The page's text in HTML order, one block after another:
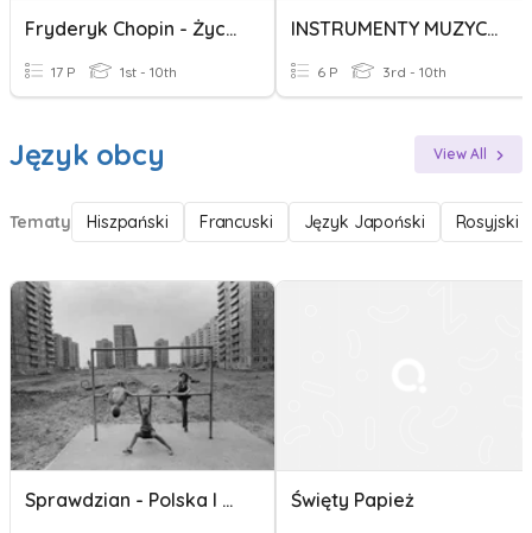
Fryderyk Chopin - Życie I Twórczość
17 P 1st - 10th
INSTRUMENTY MUZYCZNE
6 P 3rd - 10th
Język obcy View All
Tematy Hiszpański Francuski Język Japoński Rosyjski
Sprawdzian - Polska I Polacy W XX Wieku - Klasa IILO Święty Papież